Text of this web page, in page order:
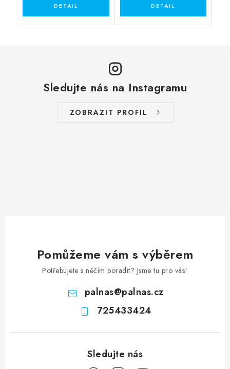
Sledujte nás na Instagramu
ZOBRAZIT PROFIL
Pomůžeme vám s výběrem
Potřebujete s něčím poradit? Jsme tu pro vás!
palnas@palnas.cz
725433424